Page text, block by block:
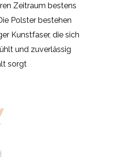
Zeitraum bestens
Polster bestehen
Kunstfaser, die sich
und zuverlässig
sorgt